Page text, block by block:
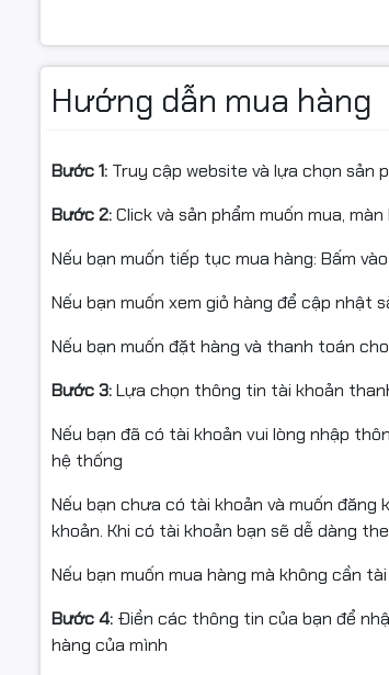
Tình trạng:Còn hàng
Đặc điểm nổi bật:
• Dùng cho máy in Canon LBP 160 Series,
• Loại mực: Laser
• Năng suất in: 1.600 trang A4 với độ phủ
• Dùng hộp mực Star Ink giúp tiết kiệm
• Bảo hành: 1 đổi 1 trong 6 tháng hoặc
• Ship COD toàn quốc – Giao hàng & lắp
Thông tin sản phẩm:
• Sản phẩm: Mực in laser nguyên hộp Star
• Hãng sản xuất: Star Ink
• Mã hộp mực: Canon CRG-051H / 30A
• Dùng cho máy in: Canon LBP 160 Series,
• Dung lượng in: 1.600 trang A4 với độ phủ
• Tiêu chuẩn chất lượng: Sản xuất theo
14001
• Sản phẩm được xuất khẩu sang các thị
Hướng dẫn mua hàng
Bước 1: Truy cập website và lựa chọn sản
Bước 2:Click và sản phẩm muốn mua,
Nếu bạn muốn tiếp tục mua hàng: Bấm
Nếu bạn muốn xem giỏ hàng để cập nhật
Nếu bạn muốn đặt hàng và thanh toán
Bước 3:Lựa chọn thông tin tài khoản
Nếu bạn đã có tài khoản vui lòng nhập
hệ thống
Nếu bạn chưa có tài khoản và muốn
khoản. Khi có tài khoản bạn sẽ dễ dàng
Nếu bạn muốn mua hàng mà không cần
Bước 4: Điền các thông tin của bạn để
hàng của mình